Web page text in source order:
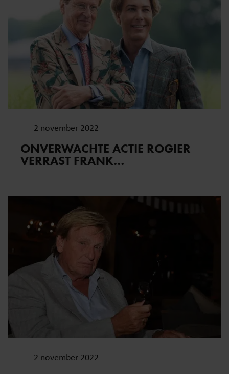
2 november 2022
ONVERWACHTE ACTIE ROGIER
VERRAST FRANK…
2 november 2022